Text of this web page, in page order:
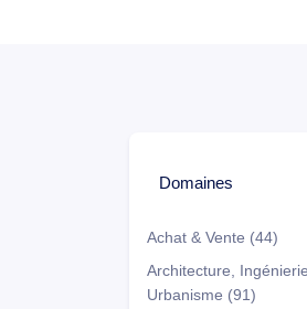
Domaines
Achat & Vente (44)
Architecture,
Urbanisme (91)